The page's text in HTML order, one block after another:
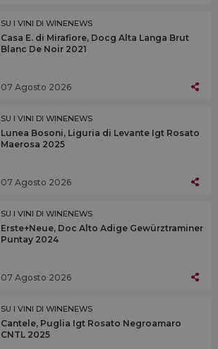
SU I VINI DI WINENEWS
Casa E. di Mirafiore, Docg Alta Langa Brut
Blanc De Noir 2021
07 Agosto 2026
SU I VINI DI WINENEWS
Lunea Bosoni, Liguria di Levante Igt Rosato
Maerosa 2025
07 Agosto 2026
SU I VINI DI WINENEWS
Erste+Neue, Doc Alto Adige Gewürztraminer
Puntay 2024
07 Agosto 2026
SU I VINI DI WINENEWS
Cantele, Puglia Igt Rosato Negroamaro
CNTL 2025